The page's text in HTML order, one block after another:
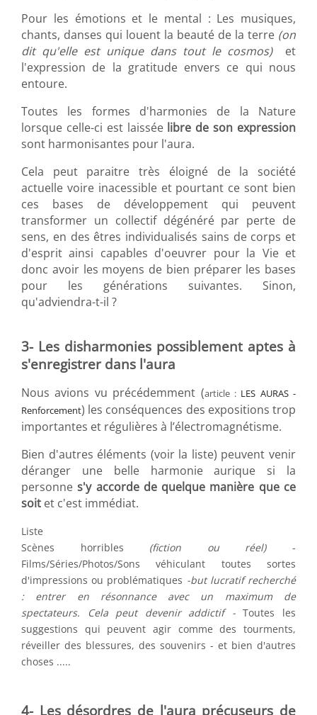
Pour les émotions et le mental : Les musiques,
chants, danses qui louent la beauté de la terre (on
dit qu'elle est unique dans tout le cosmos)et
l'expression de la gratitude envers ce qui nous
entoure.
Toutes les formes d'harmonies de la Nature
lorsque celle-ci est laissée libre de son expression
sont harmonisantes pour l'aura.
Cela peut paraitre très éloigné de la société
actuelle voire inacessible et pourtant ce sont bien
ces bases de développement qui peuvent
transformer un collectif dégénéré par perte de
sens, en des êtres individualisés sains de corps et
d'esprit ainsi capables d'oeuvrer pour la Vie et
donc avoir les moyens de bien préparer les bases
pour les générations suivantes. Sinon,
qu'adviendra-t-il ?
3- Les disharmonies possiblement aptes à
s'enregistrer dans l'aura
Nous avions vu précédemment (article : LES AURAS -
Renforcement) les conséquences des expositions trop
importantes et régulières à l’électromagnétisme.
Bien d'autres éléments (voir la liste) peuvent venir
déranger une belle harmonie aurique si la
personnes'y accorde de quelque manière que ce
soit et c'est immédiat.
Liste
Scènes horribles (fiction ou réel)-
Films/Séries/Photos/Sons véhiculant toutes sortes
d'impressions ou problématiques -but lucratif recherché
: entrer en résonnance avec un maximum de
spectateurs. Cela peut devenir addictif -Toutes les
suggestions qui peuvent agir comme des tourments,
réveiller des blessures, des souvenirs - et bien d'autres
choses .....
4- Les désordres de l'aura précuseurs de